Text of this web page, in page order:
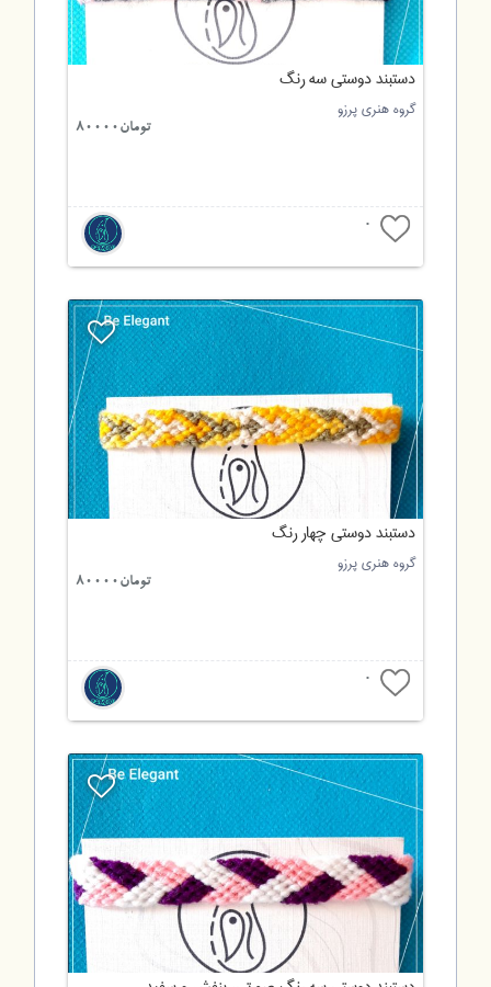
دستبند دوستی سه رنگ
گروه هنری پرزو
تومان80000
0
دستبند دوستی چهار رنگ
گروه هنری پرزو
تومان80000
0